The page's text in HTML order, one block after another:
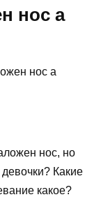
нос а
нос а
нос, но
Какие
какое?